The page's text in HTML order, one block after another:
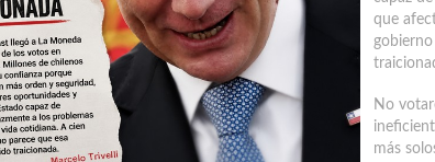
que
No
más